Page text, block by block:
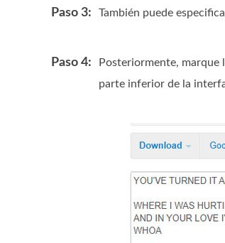
Paso 3: También puede
Paso 4: Posteriormente, marque
parte inferior de la